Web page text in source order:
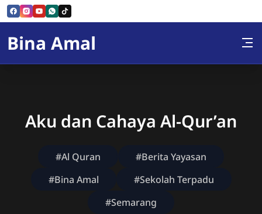
Skip to Content
Bina Amal
Aku dan Cahaya Al-Qur’an
#Al Quran
#Berita Yayasan
#Bina Amal
#Sekolah Terpadu
#Semarang